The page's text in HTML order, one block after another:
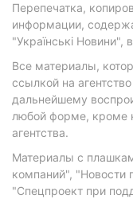
Перепечатка,
информации,
"Українські
Все материалы,
ссылкой на
дальнейшему
любой форме, кроме
агентства.
Материалы с
компаний", "Новости
"Спецпроект при